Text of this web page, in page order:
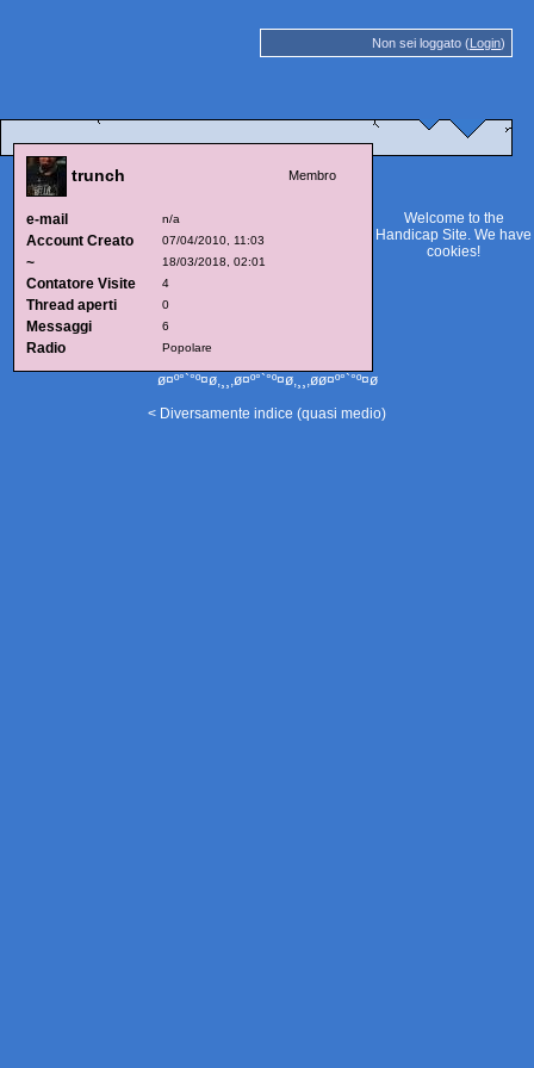
Non sei loggato (Login)
trunch Membro
e-mail n/a
Account Creato 07/04/2010, 11:03
~ 18/03/2018, 02:01
Contatore Visite 4
Thread aperti 0
Messaggi 6
Radio Popolare
Welcome to the
Handicap Site. We have
cookies!
ø¤º°`°º¤ø,¸¸,ø¤º°`°º¤ø,¸¸,øø¤º°`°º¤ø
< Diversamente indice (quasi medio)